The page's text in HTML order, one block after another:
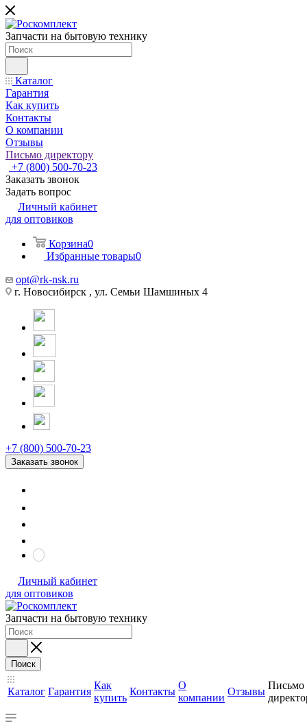
Запчасти на бытовую технику
Каталог
Гарантия
Как купить
Контакты
О компании
Отзывы
Письмо директору
+7 (800) 500-70-23
Заказать звонок
Задать вопрос
Личный кабинет
для оптовиков
Корзина0
Избранные товары0
opt@rk-nsk.ru
г. Новосибирск , ул. Семьи Шамшиных 4
+7 (800) 500-70-23
Заказать звонок
Личный кабинет
для оптовиков
Запчасти на бытовую технику
Поиск
Каталог Гарантия
Как
купить
Контакты
О
компании
Отзывы
Письмо